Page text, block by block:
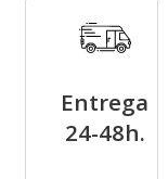
7-
77
Entrega
24-48h.